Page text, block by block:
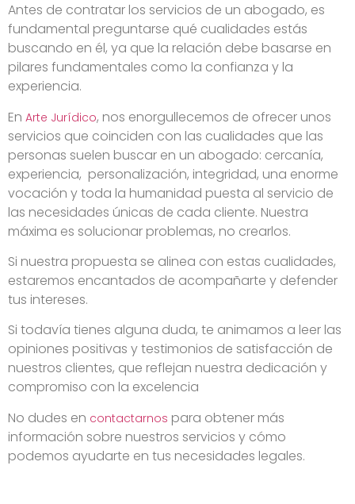
Antes de contratar los servicios de un abogado, es
fundamental preguntarse qué cualidades estás
buscando en él, ya que la relación debe basarse en
pilares fundamentales como la confianza y la
experiencia.
En Arte Jurídico, nos enorgullecemos de ofrecer unos
servicios que coinciden con las cualidades que las
personas suelen buscar en un abogado: cercanía,
experiencia, personalización, integridad, una enorme
vocación y toda la humanidad puesta al servicio de
las necesidades únicas de cada cliente. Nuestra
máxima es solucionar problemas, no crearlos.
Si nuestra propuesta se alinea con estas cualidades,
estaremos encantados de acompañarte y defender
tus intereses.
Si todavía tienes alguna duda, te animamos a leer las
opiniones positivas y testimonios de satisfacción de
nuestros clientes, que reflejan nuestra dedicación y
compromiso con la excelencia
No dudes en contactarnos para obtener más
información sobre nuestros servicios y cómo
podemos ayudarte en tus necesidades legales.